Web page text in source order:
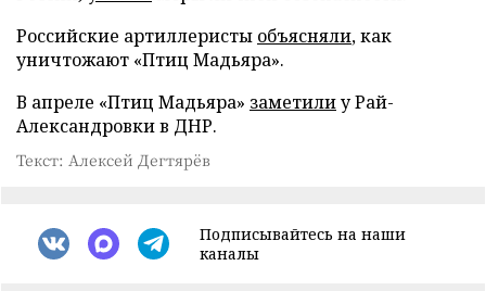
Российские артиллеристы объясняли, как
уничтожают «Птиц Мадьяра».
В апреле «Птиц Мадьяра» заметилиу Рай-
Александровки в ДНР.
Текст: Алексей Дегтярёв
Подписывайтесь на наши
каналы